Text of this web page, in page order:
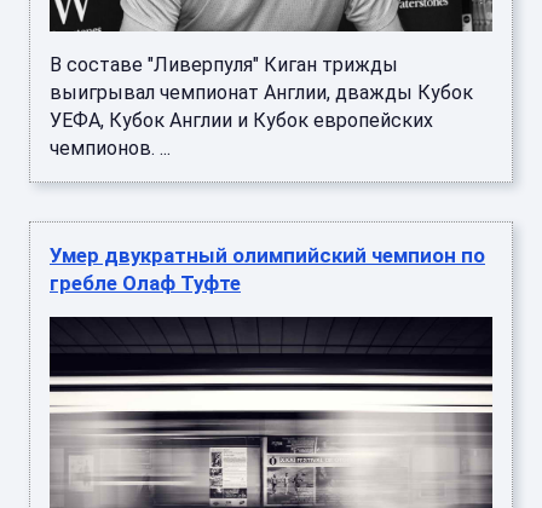
В составе "Ливерпуля" Киган трижды
выигрывал чемпионат Англии, дважды Кубок
УЕФА, Кубок Англии и Кубок европейских
чемпионов. ...
Умер двукратный олимпийский чемпион по
гребле Олаф Туфте